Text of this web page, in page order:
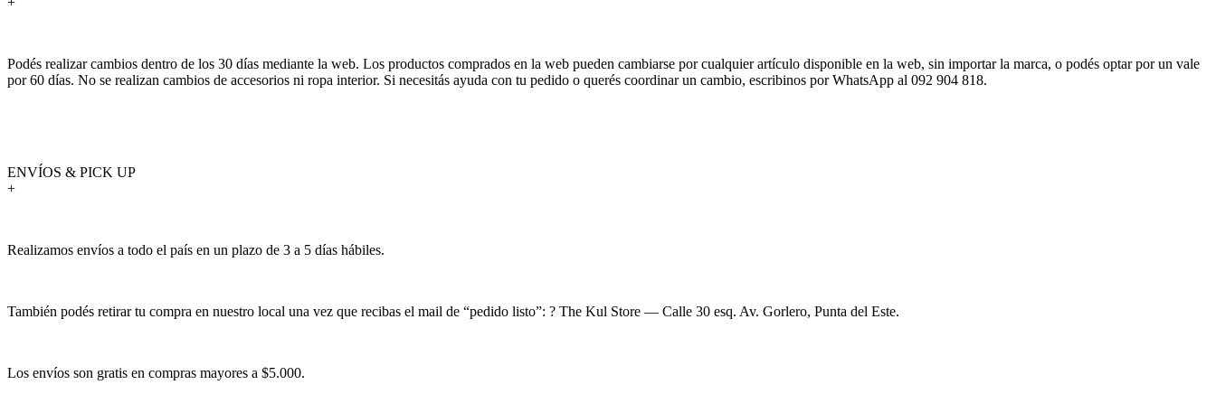
Podés realizar cambios dentro de los 30 días mediante la web. Los productos comprados en la web pueden cambiarse por cualquier artículo disponible en la web, sin importar la marca, o podés optar por un vale
por 60 días. No se realizan cambios de accesorios ni ropa interior. Si necesitás ayuda con tu pedido o querés coordinar un cambio, escribinos por WhatsApp al 092 904 818.
ENVÍOS & PICK UP
+
Realizamos envíos a todo el país en un plazo de 3 a 5 días hábiles.
También podés retirar tu compra en nuestro local una vez que recibas el mail de “pedido listo”: ? The Kul Store — Calle 30 esq. Av. Gorlero, Punta del Este.
Los envíos son gratis en compras mayores a $5.000.